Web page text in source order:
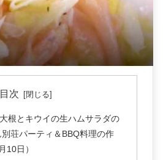
目次
根とキウイの生ハムサラダの
荘パーティ＆BBQ料理の作
10日）